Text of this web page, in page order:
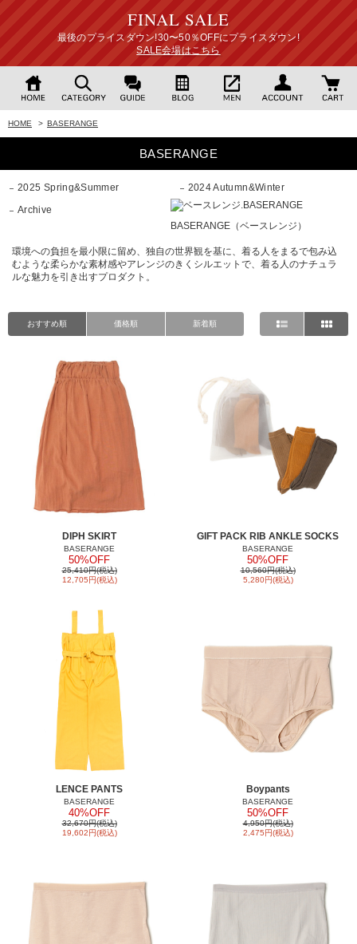
FINAL SALE
最後のプライスダウン!30〜50％OFFにプライスダウン!
SALE会場はこちら
HOME > BASERANGE
BASERANGE
2025 Spring&Summer
2024 Autumn&Winter
Archive
BASERANGE（ベースレンジ）
環境への負担を最小限に留め、独自の世界観を基に、着る人をまるで包み込
むような柔らかな素材感やアレンジのきくシルエットで、着る人のナチュラ
ルな魅力を引き出すプロダクト。
おすすめ順 価格順 新着順
DIPH SKIRT
BASERANGE
50%OFF
25,410円(税込)
12,705円(税込)
GIFT PACK RIB ANKLE SOCKS
BASERANGE
50%OFF
10,560円(税込)
5,280円(税込)
LENCE PANTS
BASERANGE
40%OFF
32,670円(税込)
19,602円(税込)
Boypants
BASERANGE
50%OFF
4,950円(税込)
2,475円(税込)